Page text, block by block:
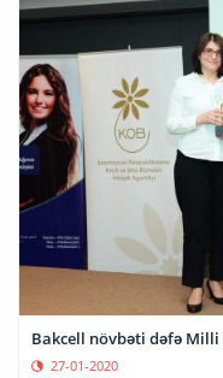
Bakcell növbəti dəfə
27-01-2020